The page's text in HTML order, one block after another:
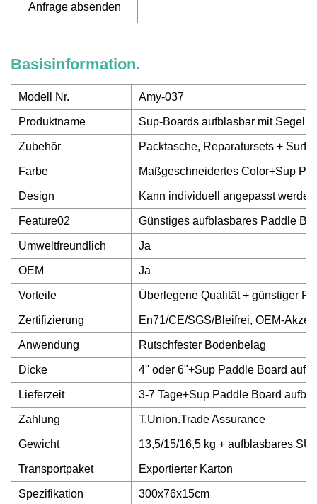
Anfrage absenden
Basisinformation.
Modell Nr. Amy-037
Produktname Sup-Boards aufblasbar mit Segel
Zubehör Packtasche, Reparatursets +
Farbe Maßgeschneidertes Color+Sup
Design Kann individuell angepasst werden
Feature02 Günstiges aufblasbares Paddle
Umweltfreundlich Ja
OEM Ja
Vorteile Überlegene Qualität + günstiger
Zertifizierung En71/CE/SGS/Bleifrei, OEM-
Anwendung Rutschfester Bodenbelag
Dicke 4'' oder 6"+Sup Paddle Board
Lieferzeit 3-7 Tage+Sup Paddle Board
Zahlung T.Union.Trade Assurance
Gewicht 13,5/15/16,5 kg + aufblasbares
Transportpaket Exportierter Karton
Spezifikation 300x76x15cm